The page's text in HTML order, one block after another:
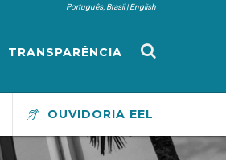
Português, Brasil English
TRANSPARÊNCIA
OUVIDORIA EEL